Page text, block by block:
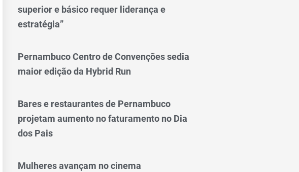
superior e básico requer liderança e
estratégia”
Pernambuco Centro de Convenções sedia
maior edição da Hybrid Run
Bares e restaurantes de Pernambuco
projetam aumento no faturamento no Dia
dos Pais
Mulheres avançam no cinema